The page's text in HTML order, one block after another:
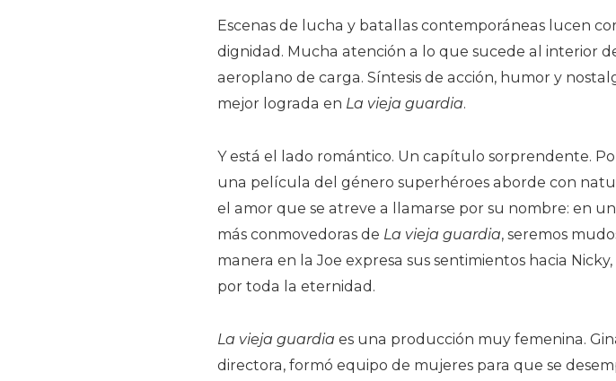
Escenas de lucha y batallas contemporáneas lucen
dignidad. Mucha atención a lo que sucede al interior
aeroplano de carga. Síntesis de acción, humor y
mejor lograda en La vieja guardia.
Y está el lado romántico. Un capítulo sorprendente.
una película del género superhéroes aborde con
el amor que se atreve a llamarse por su nombre: en
más conmovedoras de La vieja guardia, seremos
manera en la Joe expresa sus sentimientos hacia
por toda la eternidad.
La vieja guardia es una producción muy femenina.
directora, formó equipo de mujeres para que se